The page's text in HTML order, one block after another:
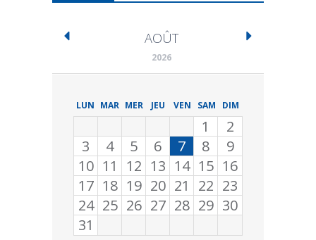
AOÛT
2026
LUN MAR MER JEU VEN SAM DIM
1
2
3
4 5 6 7 8
9
10 11 12 13 14 15 16
17 18 19 20 21 22 23
24 25 26 27 28 29 30
31